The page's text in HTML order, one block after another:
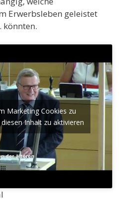
Erwerbsleben geleistet
könnten.
Marketing Cookies zu
Inhalt zu aktivieren